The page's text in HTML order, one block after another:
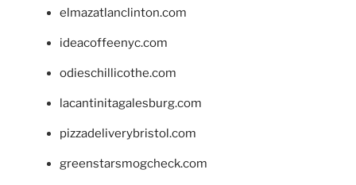
elmazatlanclinton.com
ideacoffeenyc.com
odieschillicothe.com
lacantinitagalesburg.com
pizzadeliverybristol.com
greenstarsmogcheck.com